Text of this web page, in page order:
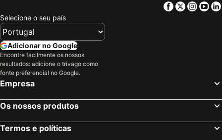
Facebook
Twitter
Selecione o seu país
Adicionar no Google
Encontre facilmente os nossos
resultados: adicione o trivago como
fonte preferencial no Google.
Empresa
Os nossos produtos
Termos e políticas